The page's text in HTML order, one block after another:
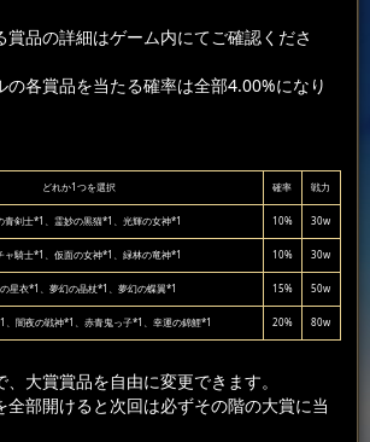
品の詳細はゲーム内にてご確認くださ
各賞品を当たる確率は全部4.00%になり
どれか1つを選択 確率 戦力
青剣士*1、霊妙の黒猫*1、光輝の女神*1 10% 30w
ャ騎士*1、仮面の女神*1、緑林の竜神*1 10% 30w
星衣*1、夢幻の晶杖*1、夢幻の蝶翼*1 15% 50w
、闇夜の戦神*1、赤青鬼っ子*1、幸運の錦鯉*1 20% 80w
大賞賞品を自由に変更できます。
部開けると次回は必ずその階の大賞に当